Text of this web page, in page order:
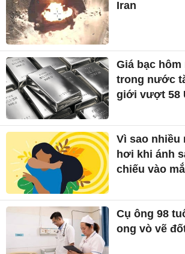
Iran
Giá bạc hôm
trong nước
giới vượt 58
Vì sao
hơi khi ánh
chiếu vào
Cụ ông 98
ong vò vẽ